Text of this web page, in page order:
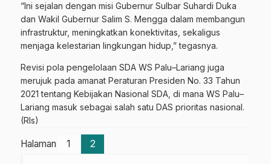
“Ini sejalan dengan misi Gubernur Sulbar Suhardi Duka
dan Wakil Gubernur Salim S. Mengga dalam membangun
infrastruktur, meningkatkan konektivitas, sekaligus
menjaga kelestarian lingkungan hidup,” tegasnya.
Revisi pola pengelolaan SDA WS Palu–Lariang juga
merujuk pada amanat Peraturan Presiden No. 33 Tahun
2021 tentang Kebijakan Nasional SDA, di mana WS Palu–
Lariang masuk sebagai salah satu DAS prioritas nasional.
(Rls)
Halaman 1 2